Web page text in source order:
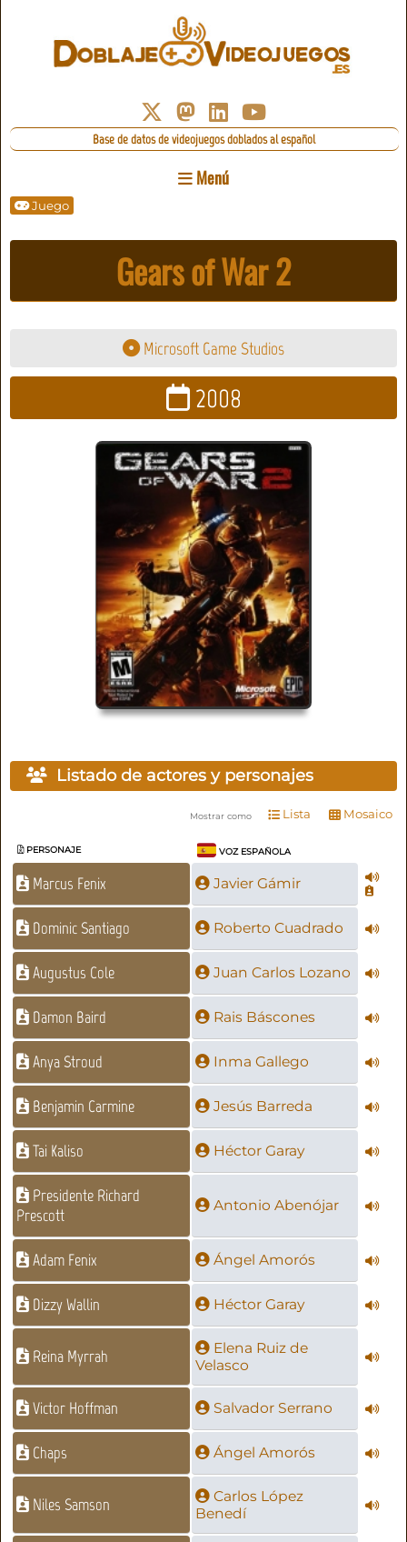
Base de datos de videojuegos doblados al español
Menú
Juego
Gears of War 2
Microsoft Game Studios
2008
Listado de actores y personajes
Mostrar como Lista Mosaico
PERSONAJE VOZ ESPAÑOLA
Marcus Fenix Javier Gámir
Dominic Santiago Roberto Cuadrado
Augustus Cole Juan Carlos Lozano
Damon Baird Rais Báscones
Anya Stroud Inma Gallego
Benjamin Carmine Jesús Barreda
Tai Kaliso Héctor Garay
Presidente Richard
Prescott
Antonio Abenójar
Adam Fenix Ángel Amorós
Dizzy Wallin Héctor Garay
Reina Myrrah
Elena Ruiz de
Velasco
Victor Hoffman Salvador Serrano
Chaps Ángel Amorós
Niles Samson
Carlos López
Benedí